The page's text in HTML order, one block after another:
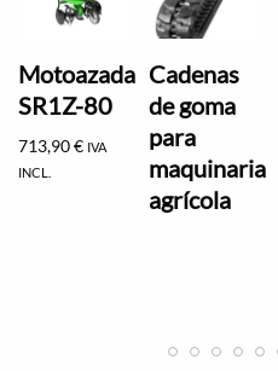
Motoazada
SR1Z-80
713,90€ IVA
INCL.
Cadenas
de goma
para
maquinaria
agrícola